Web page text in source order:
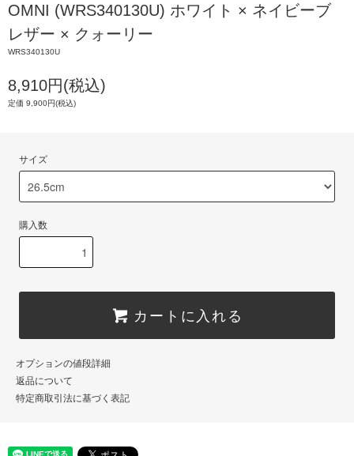
OMNI (WRS340130U) ホワイト × ネイビーブ
レザー × クォーリー
WRS340130U
8,910円(税込)
定価 9,900円(税込)
サイズ
購入数
カートに入れる
オプションの値段詳細
返品について
特定商取引法に基づく表記